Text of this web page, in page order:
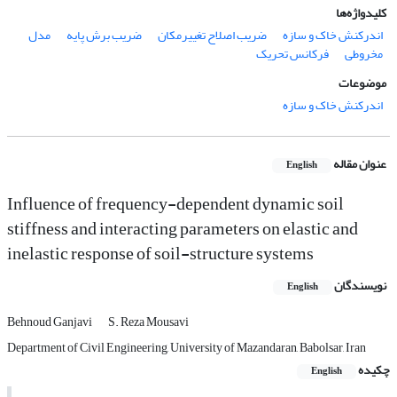
کلیدواژه‌ها
اندرکنش خاک و سازه
ضریب اصلاح تغییرمکان ضریب برش پایه مدل
مخروطی
فرکانس تحریک
موضوعات
اندرکنش خاک و سازه
عنوان مقاله English
Influence of frequency-dependent dynamic soil
stiffness and interacting parameters on elastic and
inelastic response of soil-structure systems
نویسندگان English
Behnoud Ganjavi
S. Reza Mousavi
Department of Civil Engineering, University of Mazandaran, Babolsar, Iran
چکیده
English